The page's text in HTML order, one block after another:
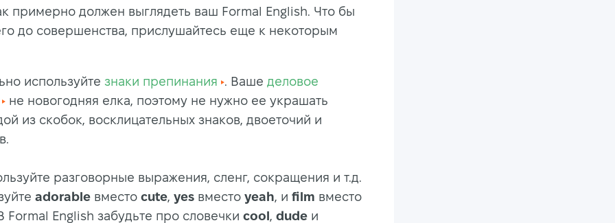
примерно должен выглядеть ваш Formal English. Что бы
до совершенства, прислушайтесь еще к некоторым
используйте знаки препинания . Ваше деловое
не новогодняя елка, поэтому не нужно ее украшать
из скобок, восклицательных знаков, двоеточий и
разговорные выражения, сленг, сокращения и т.д.
adorable вместо cute, yes вместо yeah, и film вместо
Formal English забудьте про словечки cool, dude и